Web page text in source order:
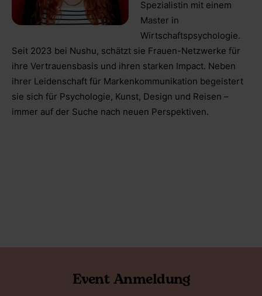
Spezialistin mit einem
Master in
Wirtschaftspsychologie.
Seit 2023 bei Nushu, schätzt sie Frauen-Netzwerke für
ihre Vertrauensbasis und ihren starken Impact. Neben
ihrer Leidenschaft für Markenkommunikation begeistert
sie sich für Psychologie, Kunst, Design und Reisen –
immer auf der Suche nach neuen Perspektiven.
Event Anmeldung